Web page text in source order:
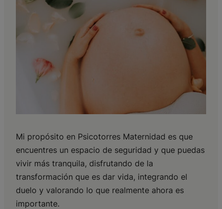
Mi propósito en Psicotorres Maternidad es que
encuentres un espacio de seguridad y que puedas
vivir más tranquila, disfrutando de la
transformación que es dar vida, integrando el
duelo y valorando lo que realmente ahora es
importante.